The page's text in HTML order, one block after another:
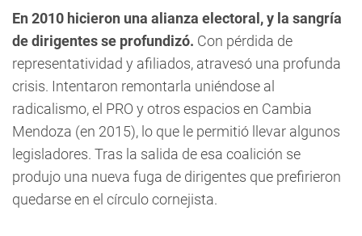
En 2010 hicieron una alianza electoral, y la sangría
de dirigentes se profundizó. Con pérdida de
representatividad y afiliados, atravesó una profunda
crisis. Intentaron remontarla uniéndose al
radicalismo, el PRO y otros espacios en Cambia
Mendoza (en 2015), lo que le permitió llevar algunos
legisladores. Tras la salida de esa coalición se
produjo una nueva fuga de dirigentes que prefirieron
quedarse en el círculo cornejista.